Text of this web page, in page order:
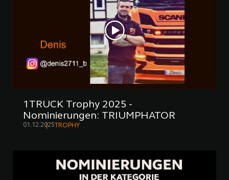
1TRUCK Trophy 2025 -
Nominierungen: TRIUMPHATOR
01.12.2025TROPHY